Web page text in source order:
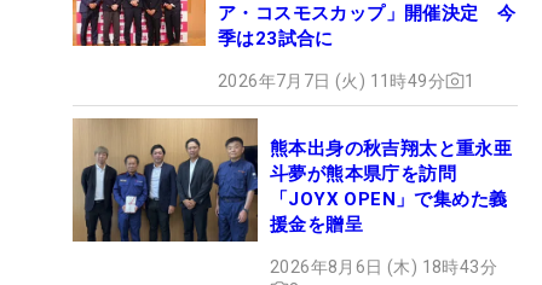
ア・コスモスカップ」開催決定 今
季は23試合に
2026年7月7日 (火) 11時49分 1
熊本出身の秋吉翔太と重永亜
斗夢が熊本県庁を訪問
「JOYX OPEN」で集めた義
援金を贈呈
2026年8月6日 (木) 18時43分